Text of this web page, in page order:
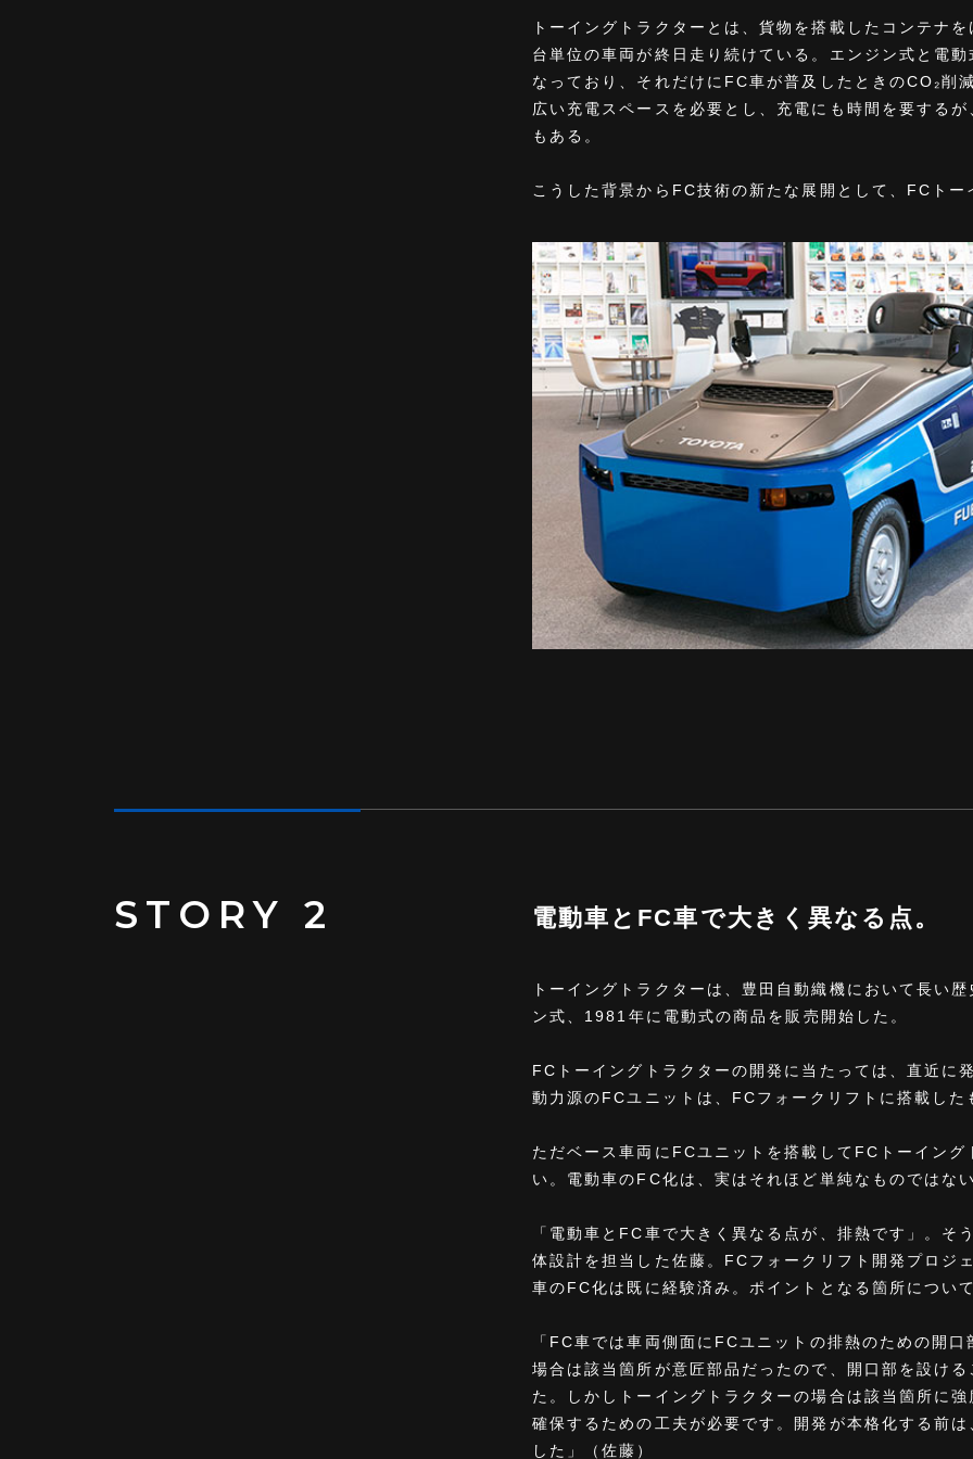
トーイングトラクターとは、貨物を搭載したコンテナ
台単位の車両が終日走り続けている。エンジン式と電
なっており、それだけにFC車が普及したときのCO₂削
広い充電スペースを必要とし、充電にも時間を要する
もある。
こうした背景からFC技術の新たな展開として、FCト
STORY 2 電動車とFC車で大きく異なる点。
トーイングトラクターは、豊田自動織機において長い
ン式、1981年に電動式の商品を販売開始した。
FCトーイングトラクターの開発に当たっては、直近に
動力源のFCユニットは、FCフォークリフトに搭載し
ただベース車両にFCユニットを搭載してFCトーイン
い。電動車のFC化は、実はそれほど単純なものではな
「電動車とFC車で大きく異なる点が、排熱です」。
体設計を担当した佐藤。FCフォークリフト開発プロジ
車のFC化は既に経験済み。ポイントとなる箇所につい
「FC車では車両側面にFCユニットの排熱のための開
場合は該当箇所が意匠部品だったので、開口部を設け
た。しかしトーイングトラクターの場合は該当箇所に
確保するための工夫が必要です。開発が本格化する前
した」（佐藤）